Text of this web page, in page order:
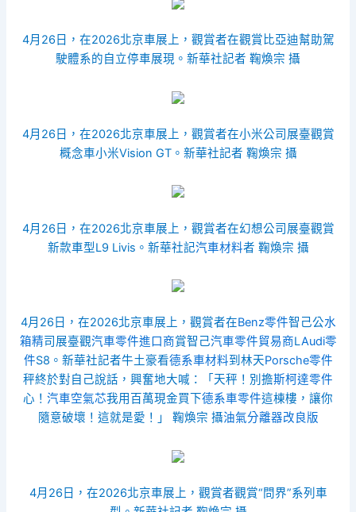
4月26日，在2026北京車展上，觀賞者在觀賞比亞迪幫助駕
駛體系的自立停車展現。新華社記者 鞠煥宗 攝
4月26日，在2026北京車展上，觀賞者在小米公司展臺觀賞
概念車小米Vision GT。新華社記者 鞠煥宗 攝
4月26日，在2026北京車展上，觀賞者在幻想公司展臺觀賞
新款車型L9 Livis。新華社記汽車材料者 鞠煥宗 攝
4月26日，在2026北京車展上，觀賞者在Benz零件智己公水
箱精司展臺觀汽車零件進口商賞智己汽車零件貿易商LAudi零
件S8。新華社記者牛土豪看德系車材料到林天Porsche零件
秤終於對自己說話，興奮地大喊：「天秤！別擔斯柯達零件
心！ 汽車空氣芯我用百萬現金買下德系車零件這棟樓，讓你
隨意破壞！這就是愛！」 鞠煥宗 攝油氣分離器改良版
4月26日，在2026北京車展上，觀賞者觀賞“問界”系列車